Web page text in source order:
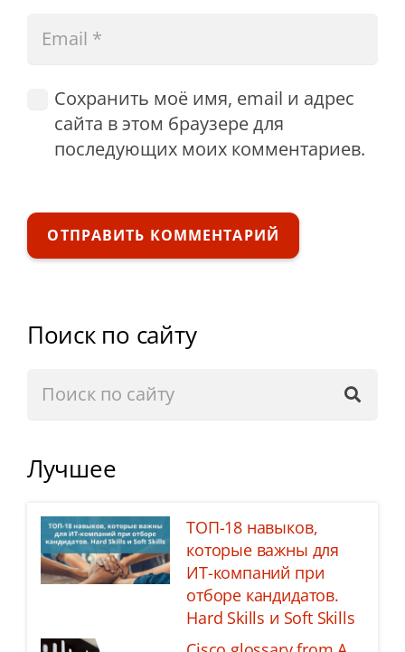
Сохранить моё имя, email и адрес
сайта в этом браузере для
последующих моих комментариев.
ОТПРАВИТЬ КОММЕНТАРИЙ
Поиск по сайту
Лучшее
ТОП-18 навыков,
которые важны для
ИТ-компаний при
отборе кандидатов.
Hard Skills и Soft Skills